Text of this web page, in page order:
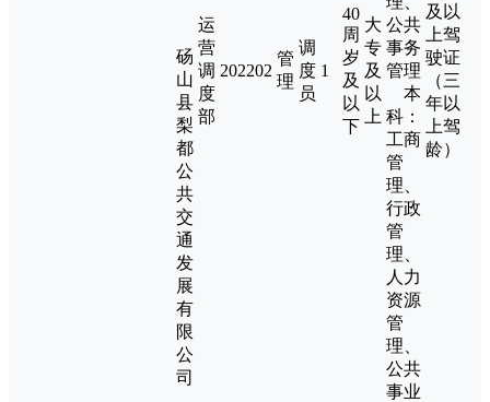
砀
山
县
梨
都
公
共
交
通
发
展
有
限
公
司
运
营
调
度
部
202202
管
理
调
度
员
1
40
周
岁
及
以
下
大
专
及
以
上
公共
事务
管理
本
科：
工商
管
理、
行政
管
理、
人力
资源
管
理、
公共
事业
及以
上驾
驶证
（三
年以
上驾
龄）